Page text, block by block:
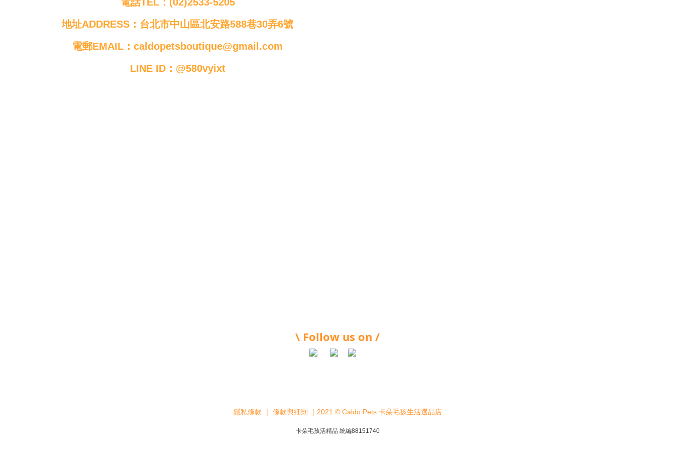
地址ADDRESS：台北市中山區北安路588巷30弄6號
電郵EMAIL：caldopetsboutique@gmail.com
LINE ID：@580vyixt
\ Follow us on /
隱私條款 ｜ 條款與細則 ｜2021 © Caldo Pets 卡朵毛孩生活選品店
卡朵毛孩活精品 統編88151740